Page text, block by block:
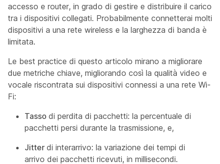
accesso e router, in grado di gestire e distribuire il carico
tra i dispositivi collegati. Probabilmente connetterai molti
dispositivi a una rete wireless e la larghezza di banda è
limitata.
Le best practice di questo articolo mirano a migliorare
due metriche chiave, migliorando così la qualità video e
vocale riscontrata sui dispositivi connessi a una rete Wi-
Fi:
Tasso di perdita di pacchetti: la percentuale di
pacchetti persi durante la trasmissione, e,
Jitter di interarrivo: la variazione dei tempi di
arrivo dei pacchetti ricevuti, in millisecondi.